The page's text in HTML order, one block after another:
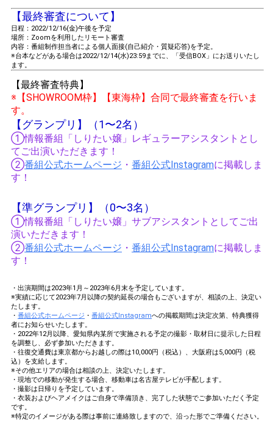
【最終審査について】
日程：2022/12/16(金)午後を予定
場所：Zoomを利用したリモート審査
内容：番組制作担当者による個人面接(自己紹介・質疑応答)を予定。
※台本などがある場合は2022/12/14(水)23:59までに、「受信BOX」にお送りいたし
ます。
【最終審査特典】
※【SHOWROOM枠】【東海枠】合同で最終審査を行いま
す。
【グランプリ】（1〜2名）
①情報番組「しりたい嬢」レギュラーアシスタントとし
てご出演いただきます！
②番組公式ホームページ ・ 番組公式Instagramに掲載しま
す！
【準グランプリ】（0〜3名）
①情報番組「しりたい嬢」サブアシスタントとしてご出
演いただきます！
②番組公式ホームページ ・ 番組公式Instagramに掲載しま
す！
・出演期間は2023年1月～2023年6月末を予定しています。
※実績に応じて2023年7月以降の契約延長の場合もございますが、相談の上、決定い
たします。
・ 番組公式ホームページ ・ 番組公式Instagramへの掲載期間は決定次第、特典獲得
者にお知らせいたします。
・2022年12月以降、愛知県内某所で実施される予定の撮影・取材日に提示した日程
を調整し、必ず参加いただきます。
・往復交通費は東京都からお越しの際は10,000円（税込）、大阪府は5,000円（税
込）を支給します。
※その他エリアの場合は相談の上、決定いたします。
・現地での移動が発生する場合、移動車は名古屋テレビが手配します。
・撮影は日帰りを予定しています。
・衣装およびヘアメイクはご自身で準備頂き、完了した状態でご参加いただく予定
です。
※特定のイメージがある際は事前に連絡致しますので、沿った形でご準備ください。